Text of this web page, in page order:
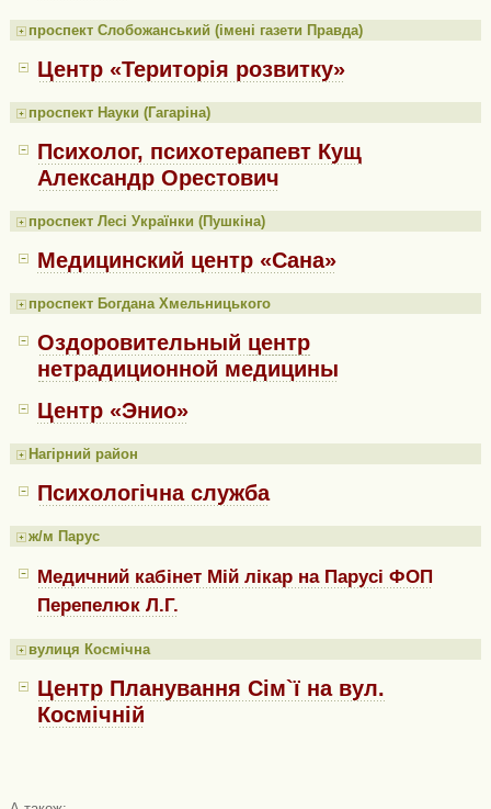
проспект Слобожанський (імені газети Правда)
Центр «Територія розвитку»
проспект Науки (Гагаріна)
Психолог, психотерапевт Кущ
Александр Орестович
проспект Лесі Українки (Пушкіна)
Медицинский центр «Сана»
проспект Богдана Хмельницького
Оздоровительный центр
нетрадиционной медицины
Центр «Энио»
Нагірний район
Психологічна служба
ж/м Парус
Медичний кабінет Мій лікар на Парусі ФОП
Перепелюк Л.Г.
вулиця Космічна
Центр Планування Сім`ї на вул.
Космічній